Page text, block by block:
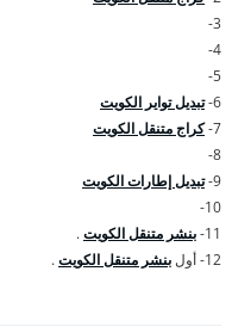
3-
4-
5-
6- تبديل تواير الكويت
7- كراج متنقل الكويت
8-
9- تبديل إطارات الكويت
10-
11- بنشر متنقل الكويت.
12- أول
بنشر متنقل الكويت.